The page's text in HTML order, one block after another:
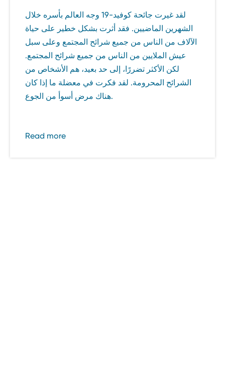
لقد غيرت جائحة كوفيد-19 وجه العالم بأسره خلال
الشهرين الماضيين. فقد أثرت بشكل خطير على حياة
الآلاف من الناس من جميع شرائح المجتمع وعلى سبل
عيش الملايين من الناس من جميع شرائح المجتمع.
لكن الأكثر تضررًا، إلى حد بعيد، هم الأشخاص من
الشرائح المحرومة. لقد فكرت في معضلة ما إذا كان
Read more